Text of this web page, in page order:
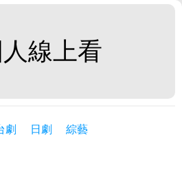
線上看
劇 日劇 綜藝